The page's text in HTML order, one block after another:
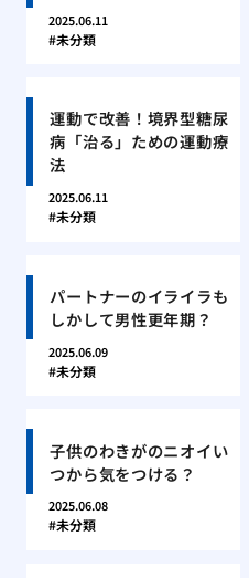
2025.06.11
未分類
運動で改善！境界型糖尿
病「治る」ための運動療
法
2025.06.11
未分類
パートナーのイライラも
しかして男性更年期？
2025.06.09
未分類
子供のわきがのニオイい
つから気をつける？
2025.06.08
未分類